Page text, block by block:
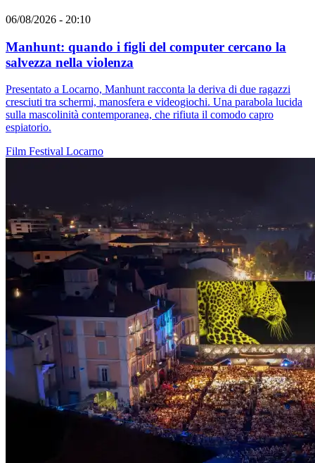
06/08/2026 - 20:10
Manhunt: quando i figli del computer cercano la
salvezza nella violenza
Presentato a Locarno, Manhunt racconta la deriva di due ragazzi
cresciuti tra schermi, manosfera e videogiochi. Una parabola lucida
sulla mascolinità contemporanea, che rifiuta il comodo capro
espiatorio.
Film Festival Locarno